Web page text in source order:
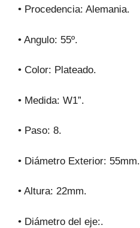
• Procedencia: Alemania.
• Angulo: 55º.
• Color: Plateado.
• Medida: W1”.
• Paso: 8.
• Diámetro Exterior: 55mm.
• Altura: 22mm.
• Diámetro del eje:.